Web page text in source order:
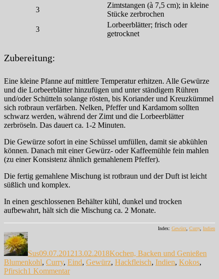
3
Zimtstangen (à 7,5 cm); in kleine
Stücke zerbrochen
3
Lorbeerblätter; frisch oder
getrocknet
Zubereitung:
Eine kleine Pfanne auf mittlere Temperatur erhitzen. Alle Gewürze
und die Lorbeerblätter hinzufügen und unter ständigem Rühren
und/oder Schütteln solange rösten, bis Koriander und Kreuzkümmel
sich rotbraun verfärben. Nelken, Pfeffer und Kardamom sollten
schwarz werden, während der Zimt und die Lorbeerblätter
zerbröseln. Das dauert ca. 1-2 Minuten.
Die Gewürze sofort in eine Schüssel umfüllen, damit sie abkühlen
können. Danach mit einer Gewürz- oder Kaffeemühle fein mahlen
(zu einer Konsistenz ähnlich gemahlenem Pfeffer).
Die fertig gemahlene Mischung ist rotbraun und der Duft ist leicht
süßlich und komplex.
In einen geschlossenen Behälter kühl, dunkel und trocken
aufbewahrt, hält sich die Mischung ca. 2 Monate.
Index: Gewürz Curry, Indien
Autor
Sus09.07.201213.02.2018Kochen, Backen und Genießen
Blumenkohl, Curry, Eind, Gewürz, Hackfleisch, Indien, Kokos,
Pfirsich1 Kommentarzu